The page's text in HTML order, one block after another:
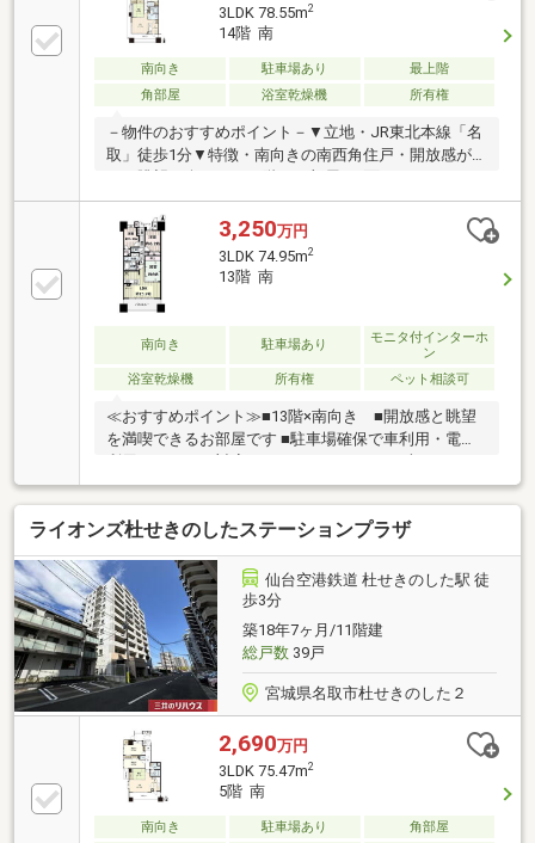
3LDK 78.55m2
14階 南
南向き 駐車場あり
最上階
角部屋
浴室乾燥機 所有権
－物件のおすすめポイント－▼立地・JR東北本線「名
取」徒歩1分▼特徴・南向きの南西角住戸・開放感が
あり眺望を楽しめる14階のお部屋・2面バルコニー・3
面開口につき通風・採光良好・全居室6帖以上の広
さ・LDKは約16帖、和室が隣接・会話が弾む対面式キ
ッチン、食品庫有・廊下2ヶ所の収納やWICなど、随所
に収納を確保・住戸の独立性を高める玄関アルコーブ
▼設備・オール電化・浴室乾燥機▼周辺環境・COOP
MIYAGI名取西店 徒歩2分(約100m)■ ご希望の住まい探
しをお手伝いします ━━━━━・・・物件の詳細・ご
3,250万円
3LDK 74.95m2
13階 南
南向き 駐車場あり
モニタ付インターホ
ン
浴室乾燥機
所有権 ペット相談可
≪おすすめポイント≫■13階×南向き ■開放感と眺望
を満喫できるお部屋です ■駐車場確保で車利用・電車
利用どちらにも対応■3LDK＋WIC、74.95平米のゆとり
ある居住空間■オール電化採用！■ペット飼育可
ライオンズ杜せきのしたステーションプラザ
仙台空港鉄道 杜せきのした駅 徒
歩3分
築18年7ヶ月/11階建
総戸数39戸
宮城県名取市杜せきのした２
2,690万円
3LDK 75.47m2
5階 南
南向き 駐車場あり
角部屋